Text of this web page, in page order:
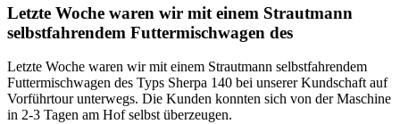
Letzte Woche waren wir mit einem Strautmann
selbstfahrendem Futtermischwagen des
Letzte Woche waren wir mit einem Strautmann selbstfahrendem
Futtermischwagen des Typs Sherpa 140 bei unserer Kundschaft auf
Vorführtour unterwegs. Die Kunden konnten sich von der Maschine
in 2-3 Tagen am Hof selbst überzeugen.